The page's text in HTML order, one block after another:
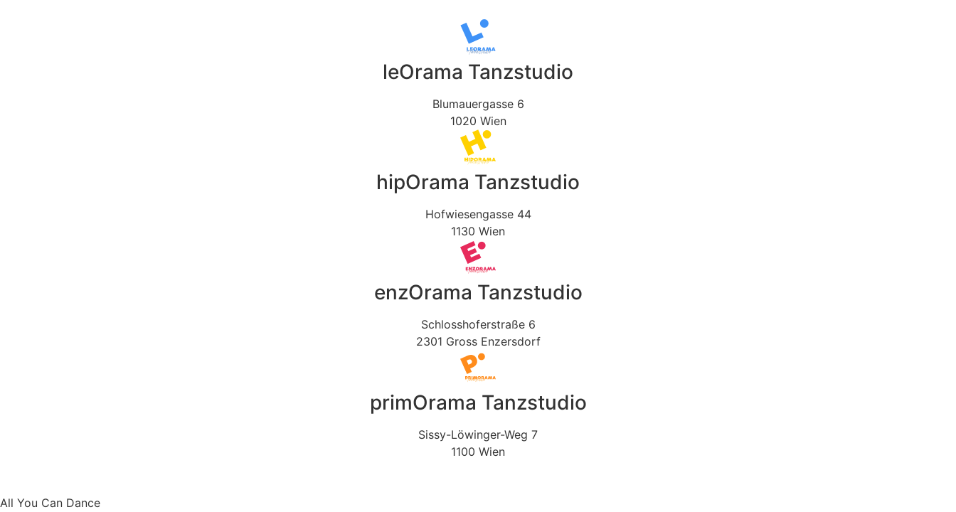
leOrama Tanzstudio
Blumauergasse 6
1020 Wien
hipOrama Tanzstudio
Hofwiesengasse 44
1130 Wien
enzOrama Tanzstudio
Schlosshoferstraße 6
2301 Gross Enzersdorf
primOrama Tanzstudio
Sissy-Löwinger-Weg 7
1100 Wien
All You Can Dance